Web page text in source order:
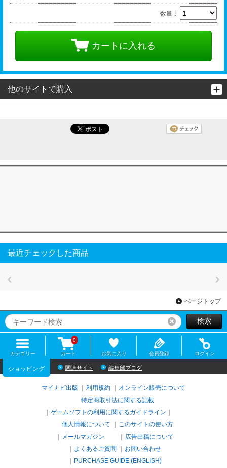
数量：
カートに入れる
他のサイトで購入
最近チェックした商品
ページトップ
リセット検索
カテゴリー カート
0
お気に入り 会員登録 ログイン
ショッピング 関連サイト 編集部ブログ
マイナビ出版 利用規約
オンライン販売について
特定商取引法に関する記載
ゲームソフトの利用に関するガイドライン
個人情報について
このサイトの使い方
メールマガジン
広告出稿について
よくあるご質問
お問い合わせ
PURCHASE GUIDE (ENGLISH)